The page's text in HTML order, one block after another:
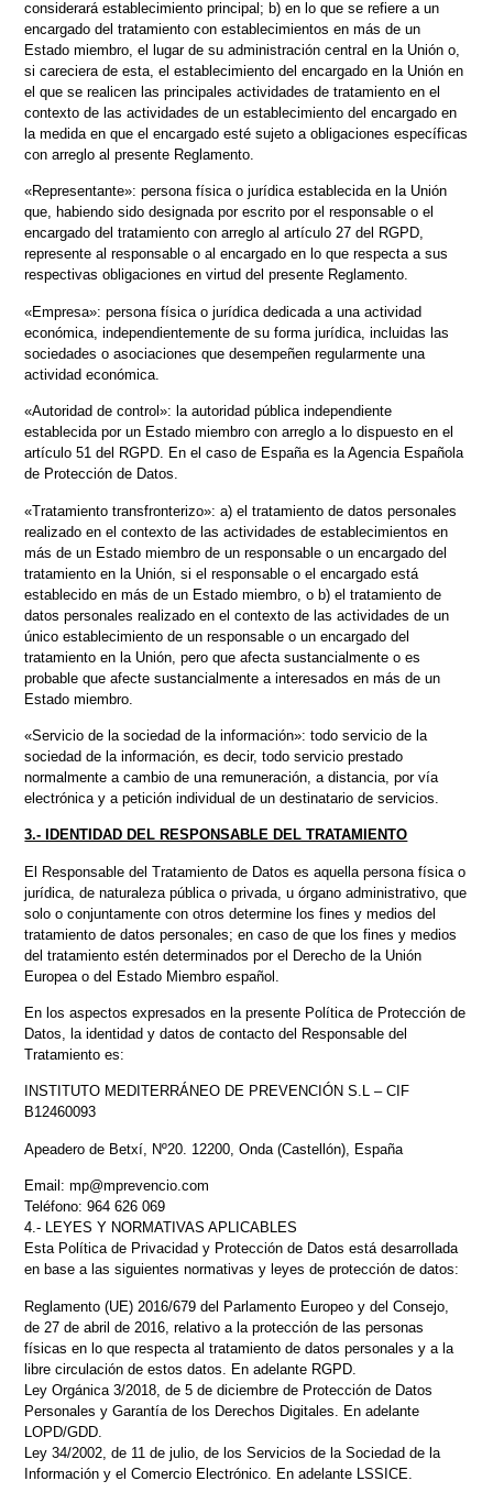
considerará establecimiento principal; b) en lo que se refiere a un
encargado del tratamiento con establecimientos en más de un
Estado miembro, el lugar de su administración central en la Unión o,
si careciera de esta, el establecimiento del encargado en la Unión en
el que se realicen las principales actividades de tratamiento en el
contexto de las actividades de un establecimiento del encargado en
la medida en que el encargado esté sujeto a obligaciones específicas
con arreglo al presente Reglamento.
«Representante»: persona física o jurídica establecida en la Unión
que, habiendo sido designada por escrito por el responsable o el
encargado del tratamiento con arreglo al artículo 27 del RGPD,
represente al responsable o al encargado en lo que respecta a sus
respectivas obligaciones en virtud del presente Reglamento.
«Empresa»: persona física o jurídica dedicada a una actividad
económica, independientemente de su forma jurídica, incluidas las
sociedades o asociaciones que desempeñen regularmente una
actividad económica.
«Autoridad de control»: la autoridad pública independiente
establecida por un Estado miembro con arreglo a lo dispuesto en el
artículo 51 del RGPD. En el caso de España es la Agencia Española
de Protección de Datos.
«Tratamiento transfronterizo»: a) el tratamiento de datos personales
realizado en el contexto de las actividades de establecimientos en
más de un Estado miembro de un responsable o un encargado del
tratamiento en la Unión, si el responsable o el encargado está
establecido en más de un Estado miembro, o b) el tratamiento de
datos personales realizado en el contexto de las actividades de un
único establecimiento de un responsable o un encargado del
tratamiento en la Unión, pero que afecta sustancialmente o es
probable que afecte sustancialmente a interesados en más de un
Estado miembro.
«Servicio de la sociedad de la información»: todo servicio de la
sociedad de la información, es decir, todo servicio prestado
normalmente a cambio de una remuneración, a distancia, por vía
electrónica y a petición individual de un destinatario de servicios.
3.- IDENTIDAD DEL RESPONSABLE DEL TRATAMIENTO
El Responsable del Tratamiento de Datos es aquella persona física o
jurídica, de naturaleza pública o privada, u órgano administrativo, que
solo o conjuntamente con otros determine los fines y medios del
tratamiento de datos personales; en caso de que los fines y medios
del tratamiento estén determinados por el Derecho de la Unión
Europea o del Estado Miembro español.
En los aspectos expresados en la presente Política de Protección de
Datos, la identidad y datos de contacto del Responsable del
Tratamiento es:
INSTITUTO MEDITERRÁNEO DE PREVENCIÓN S.L – CIF
B12460093
Apeadero de Betxí, Nº20. 12200, Onda (Castellón), España
Email: mp@mprevencio.com
Teléfono: 964 626 069
4.- LEYES Y NORMATIVAS APLICABLES
Esta Política de Privacidad y Protección de Datos está desarrollada
en base a las siguientes normativas y leyes de protección de datos:
Reglamento (UE) 2016/679 del Parlamento Europeo y del Consejo,
de 27 de abril de 2016, relativo a la protección de las personas
físicas en lo que respecta al tratamiento de datos personales y a la
libre circulación de estos datos. En adelante RGPD.
Ley Orgánica 3/2018, de 5 de diciembre de Protección de Datos
Personales y Garantía de los Derechos Digitales. En adelante
LOPD/GDD.
Ley 34/2002, de 11 de julio, de los Servicios de la Sociedad de la
Información y el Comercio Electrónico. En adelante LSSICE.